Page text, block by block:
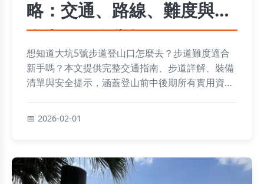
略：交通、路線、難度與安
全事項一次掌握
想知道大坑5號步道登山口怎麼去？步道難度適合
新手嗎？本文提供完整交通指南、步道詳解、裝備
清單與安全提示，涵蓋登山前中後期所有實用資
2026-02-01